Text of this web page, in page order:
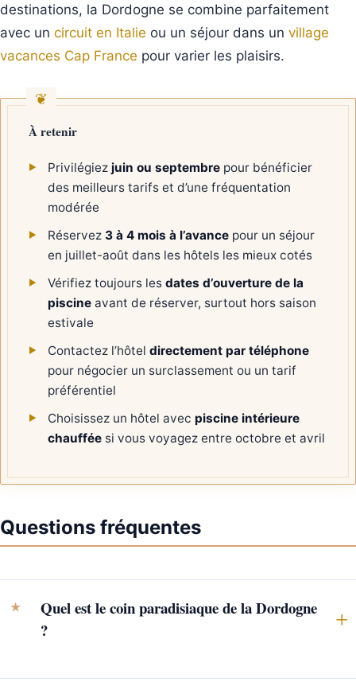
destinations, la Dordogne se combine parfaitement
avec un circuit en Italie ou un séjour dans un village
vacances Cap France pour varier les plaisirs.
À retenir
Privilégiez juin ou septembre pour bénéficier
des meilleurs tarifs et d’une fréquentation
modérée
Réservez 3 à 4 mois à l’avance pour un séjour
en juillet-août dans les hôtels les mieux cotés
Vérifiez toujours lesdates d’ouverture de la
piscine avant de réserver, surtout hors saison
estivale
Contactez l’hôteldirectement par téléphone
pour négocier un surclassement ou un tarif
préférentiel
Choisissez un hôtel avec piscine intérieure
chauffée si vous voyagez entre octobre et avril
Questions fréquentes
Quel est le coin paradisiaque de la Dordogne
?